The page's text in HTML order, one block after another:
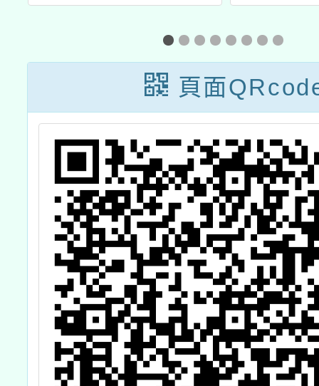
感體驗課程推廣
年「
室評
暨推
養導
工
頁面